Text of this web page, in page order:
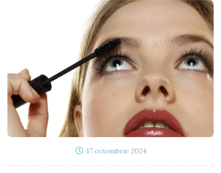
17 octombrie 2024